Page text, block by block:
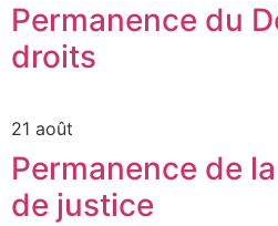
Permanence du
droits
21 août
Permanence de
de justice